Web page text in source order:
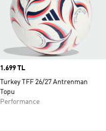
Price
1.699 TL
Turkey TFF 26/27 Antrenman
Topu
Performance